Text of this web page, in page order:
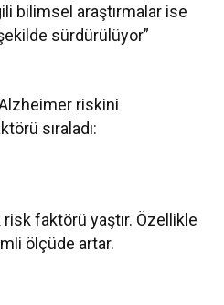
bilimsel araştırmalar ise
sürdürülüyor”
riskini
sıraladı:
faktörü yaştır. Özellikle
ölçüde artar.